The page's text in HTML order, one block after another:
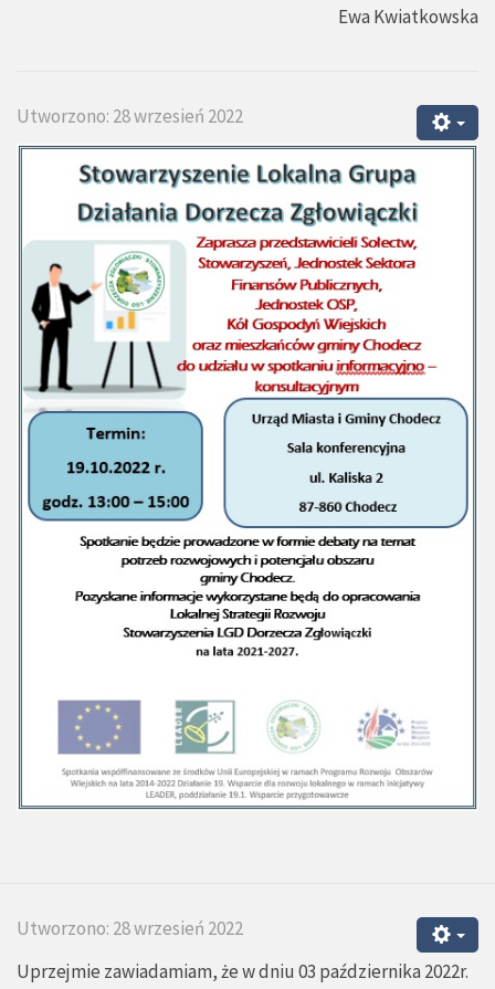
Ewa Kwiatkowska
Utworzono: 28 wrzesień 2022
Utworzono: 28 wrzesień 2022
Uprzejmie zawiadamiam, że w dniu 03 października 2022r.